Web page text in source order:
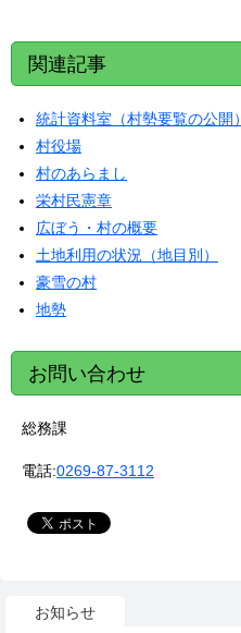
関連記事
統計資料室（村勢要覧の公開）
村役場
村のあらまし
栄村民憲章
広ぼう・村の概要
土地利用の状況（地目別）
豪雪の村
地勢
お問い合わせ
総務課
電話:0269-87-3112
お知らせ